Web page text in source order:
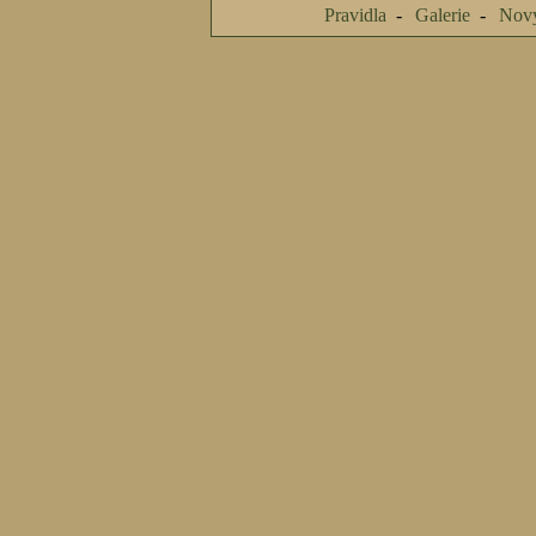
Pravidla Galerie